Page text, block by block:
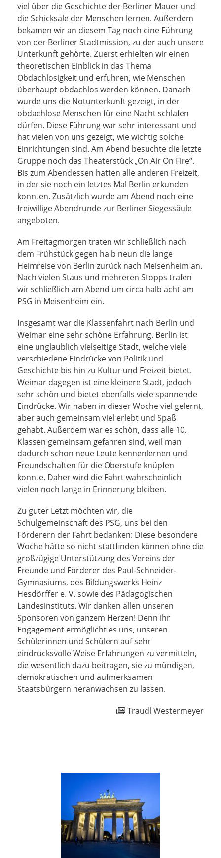
viel über die Geschichte der Berliner Mauer und
die Schicksale der Menschen lernen. Außerdem
bekamen wir an diesem Tag noch eine Führung
von der Berliner Stadtmission, zu der auch unsere
Unterkunft gehörte. Zuerst erhielten wir einen
theoretischen Einblick in das Thema
Obdachlosigkeit und erfuhren, wie Menschen
überhaupt obdachlos werden können. Danach
wurde uns die Notunterkunft gezeigt, in der
obdachlose Menschen für eine Nacht schlafen
dürfen. Diese Führung war sehr interessant und
hat vielen von uns gezeigt, wie wichtig solche
Einrichtungen sind. Am Abend besuchte die letzte
Gruppe noch das Theaterstück „On Air On Fire“.
Bis zum Abendessen hatten alle anderen Freizeit,
in der sie noch ein letztes Mal Berlin erkunden
konnten. Zusätzlich wurde am Abend noch eine
freiwillige Abendrunde zur Berliner Siegessäule
angeboten.
Am Freitagmorgen traten wir schließlich nach
dem Frühstück gegen halb neun die lange
Heimreise von Berlin zurück nach Meisenheim an.
Nach vielen Staus und mehreren Stopps trafen
wir schließlich am Abend um circa halb acht am
PSG in Meisenheim ein.
Insgesamt war die Klassenfahrt nach Berlin und
Weimar eine sehr schöne Erfahrung. Berlin ist
eine unglaublich vielseitige Stadt, welche viele
verschiedene Eindrücke von Politik und
Geschichte bis hin zu Kultur und Freizeit bietet.
Weimar dagegen ist eine kleinere Stadt, jedoch
sehr schön und bietet ebenfalls viele spannende
Eindrücke. Wir haben in dieser Woche viel gelernt,
aber auch gemeinsam viel erlebt und Spaß
gehabt. Außerdem war es schön, dass alle 10.
Klassen gemeinsam gefahren sind, weil man
dadurch schon neue Leute kennenlernen und
Freundschaften für die Oberstufe knüpfen
konnte. Daher wird die Fahrt wahrscheinlich
vielen noch lange in Erinnerung bleiben.
Zu guter Letzt möchten wir, die
Schulgemeinschaft des PSG, uns bei den
Förderern der Fahrt bedanken: Diese besondere
Woche hätte so nicht stattfinden können ohne die
großzügige Unterstützung des Vereins der
Freunde und Förderer des Paul-Schneider-
Gymnasiums, des Bildungswerks Heinz
Hesdörffer e. V. sowie des Pädagogischen
Landesinstituts. Wir danken allen unseren
Sponsoren von ganzem Herzen! Denn ihr
Engagement ermöglicht es uns, unseren
Schülerinnen und Schülern auf sehr
eindrucksvolle Weise Erfahrungen zu vermitteln,
die wesentlich dazu beitragen, sie zu mündigen,
demokratischen und aufmerksamen
Staatsbürgern heranwachsen zu lassen.
Traudl Westermeyer